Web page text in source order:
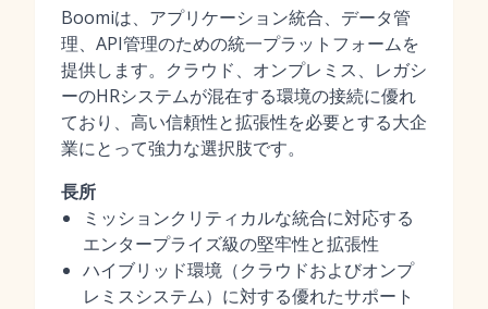
Boomiは、アプリケーション統合、データ管
理、API管理のための統一プラットフォームを
提供します。クラウド、オンプレミス、レガシ
ーのHRシステムが混在する環境の接続に優れ
ており、高い信頼性と拡張性を必要とする大企
業にとって強力な選択肢です。
長所
ミッションクリティカルな統合に対応する
エンタープライズ級の堅牢性と拡張性
ハイブリッド環境（クラウドおよびオンプ
レミスシステム）に対する優れたサポート